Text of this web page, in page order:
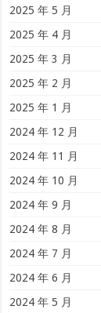
2025 年 5 月
2025 年 4 月
2025 年 3 月
2025 年 2 月
2025 年 1 月
2024 年 12 月
2024 年 11 月
2024 年 10 月
2024 年 9 月
2024 年 8 月
2024 年 7 月
2024 年 6 月
2024 年 5 月